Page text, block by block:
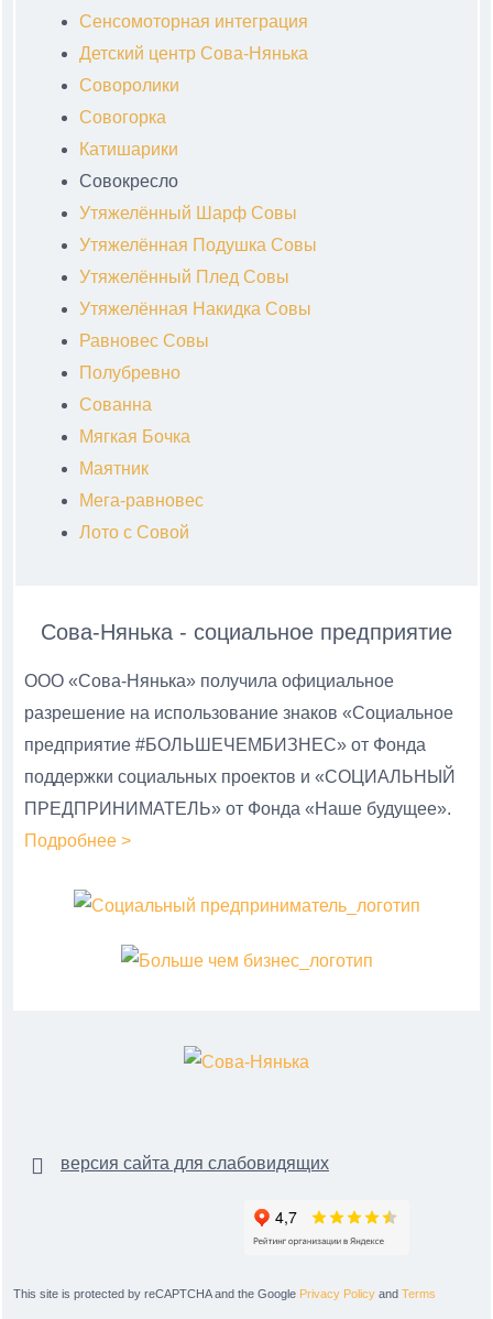
Сенсомоторная интеграция
Детский центр Сова-Нянька
Соворолики
Совогорка
Катишарики
Совокресло
Утяжелённый Шарф Совы
Утяжелённая Подушка Совы
Утяжелённый Плед Совы
Утяжелённая Накидка Совы
Равновес Совы
Полубревно
Сованна
Мягкая Бочка
Маятник
Мега-равновес
Лото с Совой
Сова-Нянька - социальное предприятие
ООО «Сова-Нянька» получила официальное
разрешение на использование знаков «Социальное
предприятие #БОЛЬШЕЧЕМБИЗНЕС» от Фонда
поддержки социальных проектов и «СОЦИАЛЬНЫЙ
ПРЕДПРИНИМАТЕЛЬ» от Фонда «Наше будущее».
Подробнее >
версия сайта для слабовидящих
This site is protected by reCAPTCHA and the Google Privacy Policy and Terms